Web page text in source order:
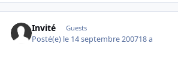
Invité Guests
Posté(e) le 14 septembre 200718 a